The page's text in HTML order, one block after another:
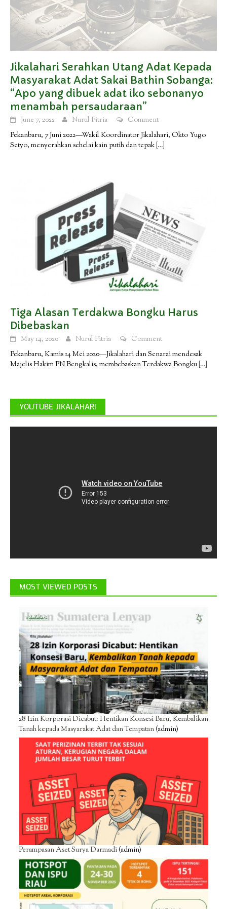
Jikalahari Serahkan Utang Adat Kepada
Masyarakat Adat Sakai Bathin Sobanga:
“Apo yang dibuek adat iko sebonanyo
menambah persaudaraan”
June 7, 2022 Nurul Fitria
Comment
Pekanbaru, 7 Juni 2022—Wakil Koordinator Jikalahari, Okto Yugo
Setyo, menyerahkan sehelai kain putih dan tepak […]
Tiga Alasan Terdakwa Bongku Harus
Dibebaskan
May 14, 2020 Nurul Fitria
Comment
Pekanbaru, Kamis 14 Mei 2020—Jikalahari dan Senarai mendesak
Majelis Hakim PN Bengkalis, membebaskan Terdakwa Bongku […]
YOUTUBE JIKALAHARI
MOST VIEWED POSTS
28 Izin Korporasi Dicabut: Hentikan Konsesi Baru, Kembalikan
Tanah kepada Masyarakat Adat dan Tempatan(admin)
Perampasan Aset Surya Darmadi(admin)